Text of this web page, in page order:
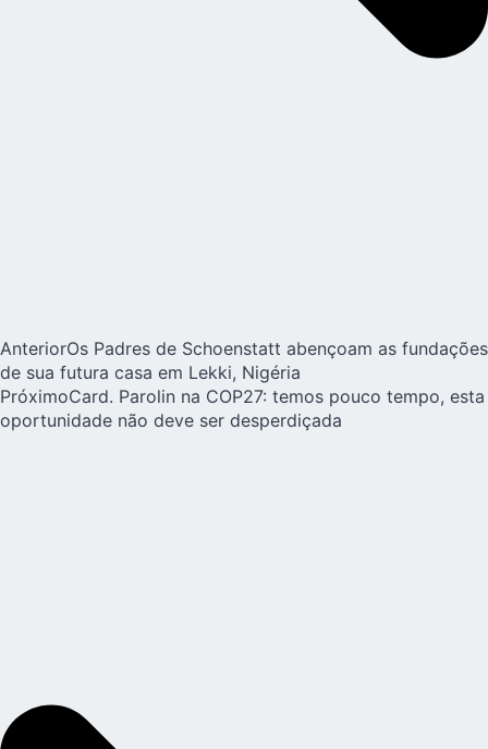
AnteriorOs Padres de Schoenstatt abençoam as fundações
de sua futura casa em Lekki, Nigéria
PróximoCard. Parolin na COP27: temos pouco tempo, esta
oportunidade não deve ser desperdiçada